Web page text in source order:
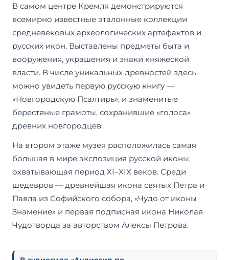
В самом центре Кремля демонстрируются
всемирно известные эталонные коллекции
средневековых археологических артефактов и
русских икон. Выставлены предметы быта и
вооружения, украшения и знаки княжеской
власти. В числе уникальных древностей здесь
можно увидеть первую русскую книгу —
«Новгородскую Псалтирь», и знаменитые
берестяные грамоты, сохранившие «голоса»
древних новгородцев.
На втором этаже музея расположилась самая
большая в мире экспозиция русской иконы,
охватывающая период XI–XIX веков. Среди
шедевров — древнейшая икона святых Петра и
Павла из Софийского собора, «Чудо от иконы
Знамение» и первая подписная икона Николая
Чудотворца за авторством Алексы Петрова.